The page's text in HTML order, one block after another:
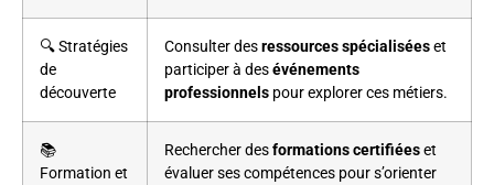
🔍 Stratégies
de
découverte
Consulter desressources spécialiséeset
participer à desévénements
professionnels pour explorer ces métiers.
📚
Formation et
Rechercher desformations certifiéeset
évaluer ses compétences pour s’orienter